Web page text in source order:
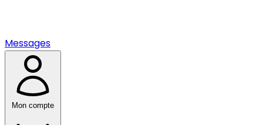
Messages
Mon compte